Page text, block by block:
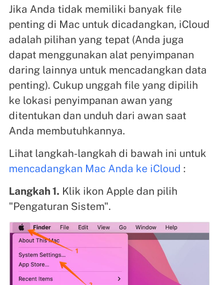
Jika Anda tidak memiliki banyak file
penting di Mac untuk dicadangkan, iCloud
adalah pilihan yang tepat (Anda juga
dapat menggunakan alat penyimpanan
daring lainnya untuk mencadangkan data
penting). Cukup unggah file yang dipilih
ke lokasi penyimpanan awan yang
ditentukan dan unduh dari awan saat
Anda membutuhkannya.
Lihat langkah-langkah di bawah ini untuk
mencadangkan Mac Anda ke iCloud :
Langkah 1. Klik ikon Apple dan pilih
"Pengaturan Sistem".